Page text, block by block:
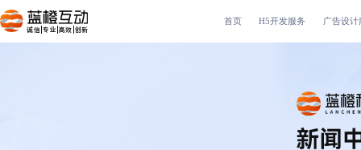
诚信|专业|高效|创新
首页 H5开发服务 广告设计